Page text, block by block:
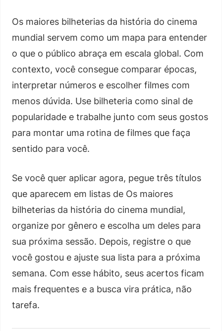
Os maiores bilheterias da história do cinema
mundial servem como um mapa para entender
o que o público abraça em escala global. Com
contexto, você consegue comparar épocas,
interpretar números e escolher filmes com
menos dúvida. Use bilheteria como sinal de
popularidade e trabalhe junto com seus gostos
para montar uma rotina de filmes que faça
sentido para você.
Se você quer aplicar agora, pegue três títulos
que aparecem em listas de Os maiores
bilheterias da história do cinema mundial,
organize por gênero e escolha um deles para
sua próxima sessão. Depois, registre o que
você gostou e ajuste sua lista para a próxima
semana. Com esse hábito, seus acertos ficam
mais frequentes e a busca vira prática, não
tarefa.